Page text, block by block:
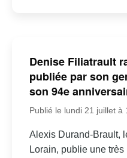
Denise Filiatrault
publiée par son
son 94e
Publié le lundi 21 juillet à
Alexis Durand-Brault,
Lorain, publie une